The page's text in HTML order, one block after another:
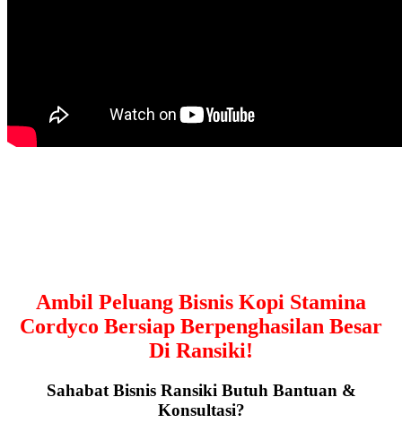
Ambil Peluang Bisnis Kopi Stamina
Cordyco Bersiap Berpenghasilan Besar
Di Ransiki!
Sahabat Bisnis Ransiki Butuh Bantuan &
Konsultasi?